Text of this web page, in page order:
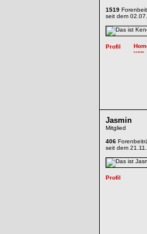
1519
seit dem
Jasmin
Mitglied
406
seit dem